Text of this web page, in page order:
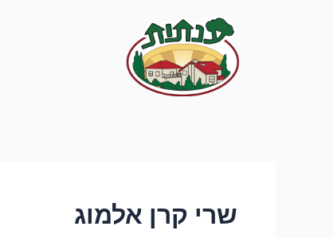
שרי קרן אלמוג